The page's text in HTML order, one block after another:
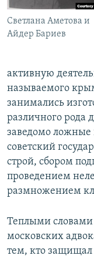
Светлана Аметова и
Айдер Бариев
активную
называемого
занимались
различного рода
заведомо
советский
строй, сбором
проведением
размножением
Теплыми
московских
тем, кто защищал